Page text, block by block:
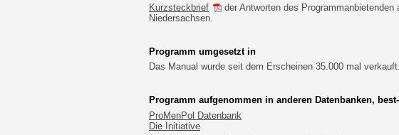
Kurzsteckbrief
der Antworten des
Niedersachsen.
Programm umgesetzt in
Das Manual wurde seit dem Erscheinen 35.000 mal verkauft.
Programm aufgenommen in anderen Datenbanken,
ProMenPol Datenbank
Die Initiative